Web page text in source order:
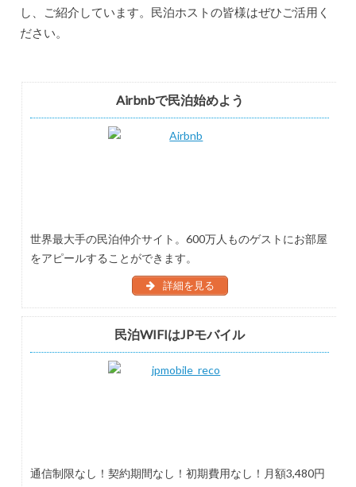
し、ご紹介しています。民泊ホストの皆様はぜひご活用く
ださい。
Airbnbで民泊始めよう
世界最大手の民泊仲介サイト。600万人ものゲストにお部屋
をアピールすることができます。
詳細を見る
民泊WIFIはJPモバイル
通信制限なし！契約期間なし！初期費用なし！月額3,480円